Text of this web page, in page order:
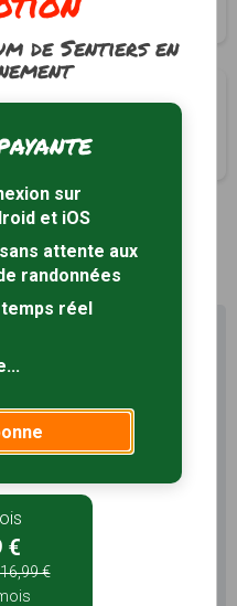
de
avec rando
de profiter de tout le
France :
illimités
de Sentiers en
sur
et iOS
attente aux
randonnées
temps réel
€
16,99 €